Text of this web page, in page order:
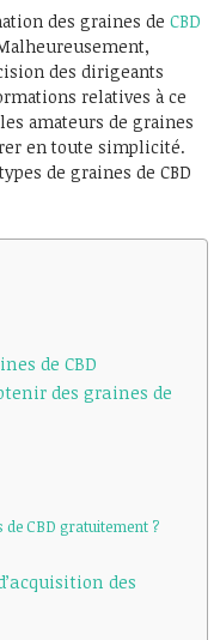
des graines de CBD
des dirigeants
relatives à ce
amateurs de graines
en toute simplicité.
de graines de CBD
de CBD
des graines de
de CBD gratuitement ?
des